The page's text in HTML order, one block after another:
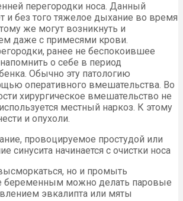
перегородки носа. Данный
и без того тяжелое дыхание во время
же могут возникнуть и
даже с примесями крови.
ранее не беспокоившее
о себе в период
Обычно эту патологию
оперативного вмешательства. Во
хирургическое вмешательство не
местный наркоз. К этому
и опухоли.
провоцируемое простудой или
синусита начинается с очистки носа
но и промыть
беременным можно делать паровые
эвкалипта или мяты